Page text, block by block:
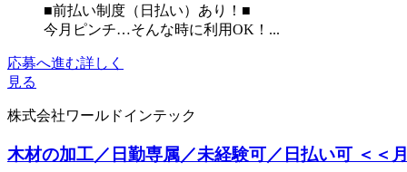
■前払い制度（日払い）あり！■
今月ピンチ…そんな時に利用OK！...
応募へ進む詳しく
見る
株式会社ワールドインテック
木材の加工／日勤専属／未経験可／日払い可 ＜＜